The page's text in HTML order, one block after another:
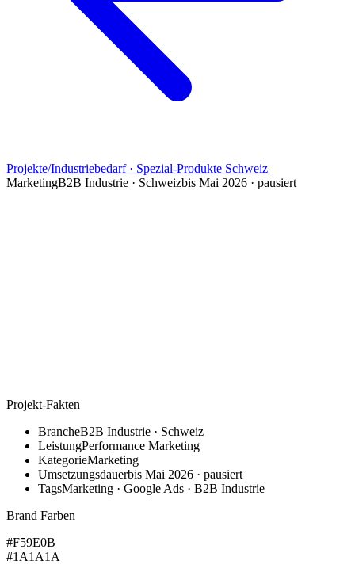
Projekte/Industriebedarf · Spezial-Produkte Schweiz
MarketingB2B Industrie · Schweizbis Mai 2026 · pausiert
Projekt-Fakten
BrancheB2B Industrie · Schweiz
LeistungPerformance Marketing
KategorieMarketing
Umsetzungsdauerbis Mai 2026 · pausiert
TagsMarketing · Google Ads · B2B Industrie
Brand Farben
#F59E0B
#1A1A1A